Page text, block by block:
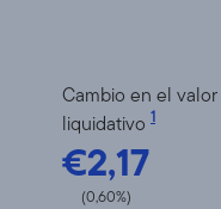
Cambio en el valor
liquidativo 1
€2,17
(0,60%)